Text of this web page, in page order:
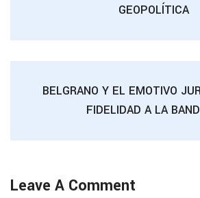
GEOPOLÍTICA
BELGRANO Y EL EMOTIVO
FIDELIDAD A LA
Leave A Comment